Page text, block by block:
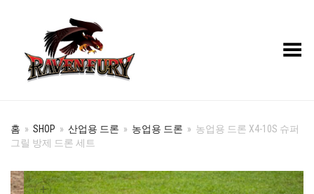
Toggle Menu
홈 » SHOP » 산업용 드론 » 농업용 드론 » 농업용 드론 X4-10S 슈퍼
그릴 방제 드론 세트
+